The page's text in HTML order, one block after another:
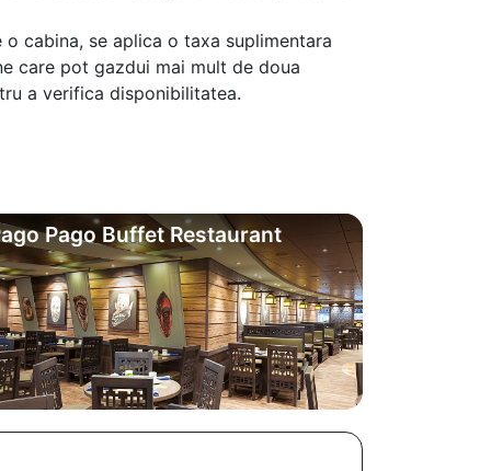
cabina, se aplica o taxa suplimentara
care pot gazdui mai mult de doua
a verifica disponibilitatea.
Pago Buffet Restaurant